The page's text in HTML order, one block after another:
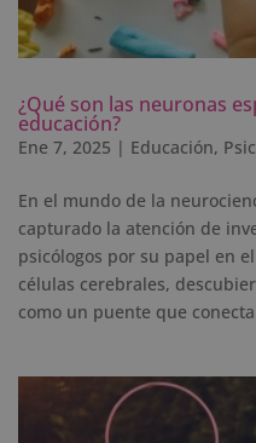
¿Qué son las neuronas
educación?
Ene 7, 2025 | Educación,
En el mundo de la
capturado la atención de
psicólogos por su papel en
células cerebrales,
como un puente que